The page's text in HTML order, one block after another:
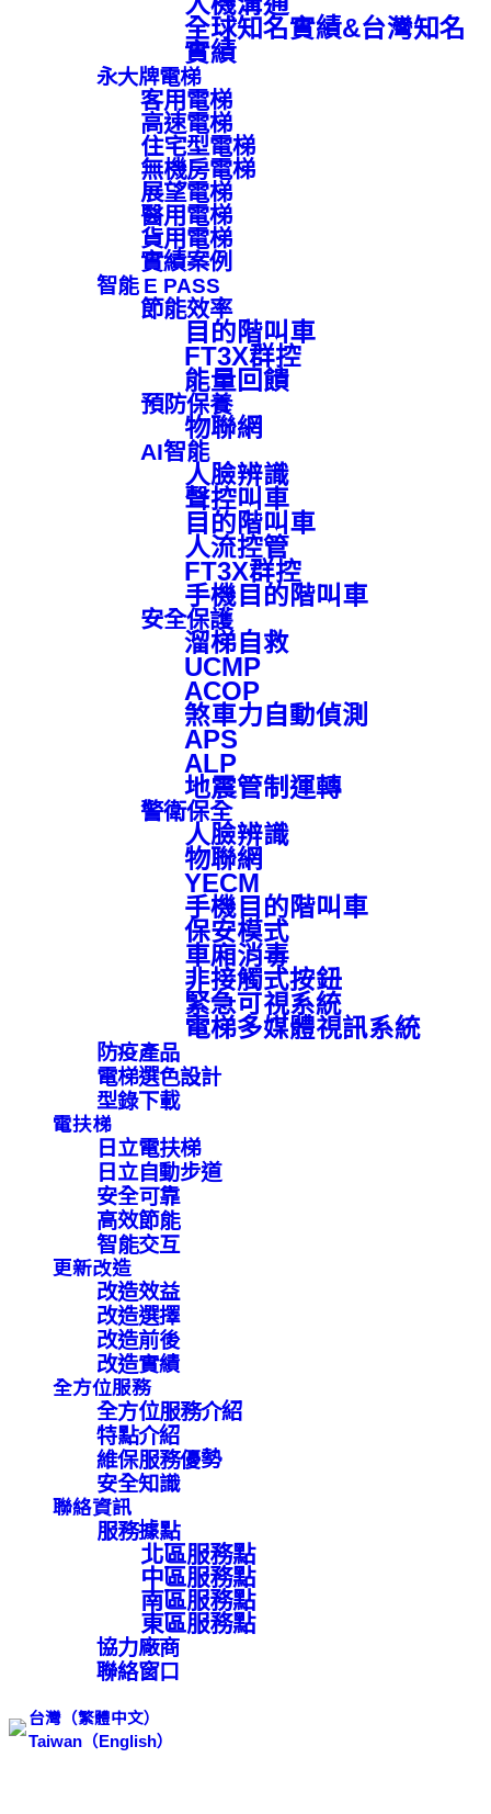
全球知名實績&台灣知名
實績
永大牌電梯
客用電梯
高速電梯
住宅型電梯
無機房電梯
展望電梯
醫用電梯
貨用電梯
實績案例
智能 E PASS
節能效率
目的階叫車
FT3X群控
能量回饋
預防保養
物聯網
AI智能
人臉辨識
聲控叫車
目的階叫車
人流控管
FT3X群控
手機目的階叫車
安全保護
溜梯自救
UCMP
ACOP
煞車力自動偵測
APS
ALP
地震管制運轉
警衛保全
人臉辨識
物聯網
YECM
手機目的階叫車
保安模式
車廂消毒
非接觸式按鈕
緊急可視系統
電梯多媒體視訊系統
防疫產品
電梯選色設計
型錄下載
電扶梯
日立電扶梯
日立自動步道
安全可靠
高效節能
智能交互
更新改造
改造效益
改造選擇
改造前後
改造實績
全方位服務
全方位服務介紹
特點介紹
維保服務優勢
安全知識
聯絡資訊
服務據點
北區服務點
中區服務點
南區服務點
東區服務點
協力廠商
聯絡窗口
台灣（繁體中文）
Taiwan（English）